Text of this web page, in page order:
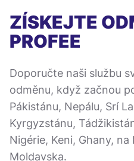
ZÍSKEJTE
PROFEE
Doporučte naši službu
odměnu, když začnou
Pákistánu, Nepálu, Srí
Kyrgyzstánu,
Nigérie, Keni, Ghany,
Moldavska.